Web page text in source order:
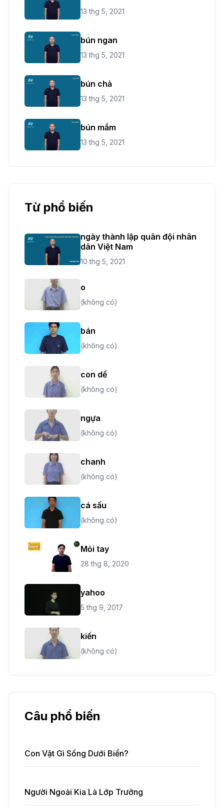
13 thg 5, 2021
bún ngan
13 thg 5, 2021
bún chả
13 thg 5, 2021
bún mắm
13 thg 5, 2021
Từ phổ biến
ngày thành lập quân đội nhân
dân Việt Nam
10 thg 5, 2021
o
(không có)
bán
(không có)
con dế
(không có)
ngựa
(không có)
chanh
(không có)
cá sấu
(không có)
Mỏi tay
28 thg 8, 2020
yahoo
5 thg 9, 2017
kiến
(không có)
Câu phổ biến
Con Vật Gì Sống Dưới Biển?
Người Ngoài Kia Là Lớp Trưởng